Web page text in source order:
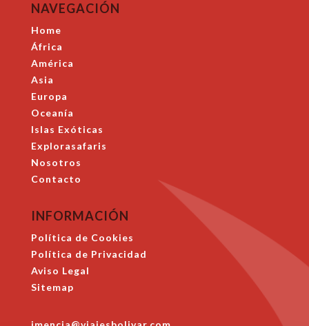
NAVEGACIÓN
Home
África
América
Asia
Europa
Oceanía
Islas Exóticas
Explorasafaris
Nosotros
Contacto
INFORMACIÓN
Política de Cookies
Política de Privacidad
Aviso Legal
Sitemap